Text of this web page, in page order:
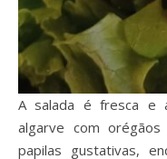
A salada é fresca e
algarve com
papilas gustativas,